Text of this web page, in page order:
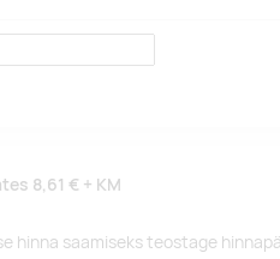
8,61 € + KM
hinna saamiseks teostage